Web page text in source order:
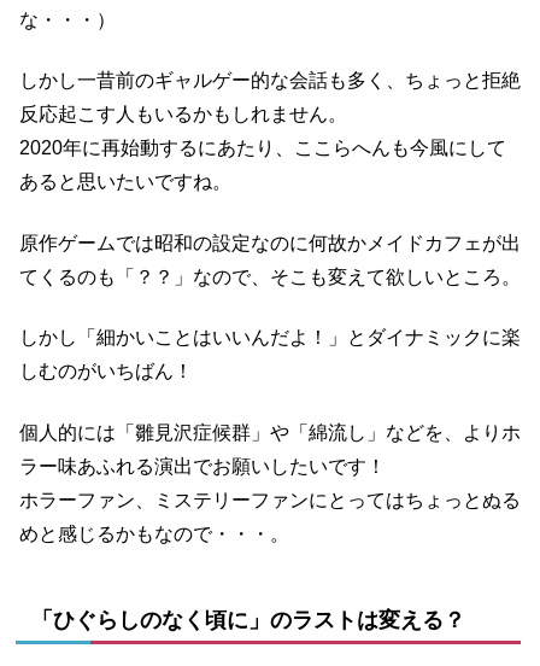
な・・・）
しかし一昔前のギャルゲー的な会話も多く、ちょっと拒絶
反応起こす人もいるかもしれません。
2020年に再始動するにあたり、ここらへんも今風にして
あると思いたいですね。
原作ゲームでは昭和の設定なのに何故かメイドカフェが出
てくるのも「？？」なので、そこも変えて欲しいところ。
しかし「細かいことはいいんだよ！」とダイナミックに楽
しむのがいちばん！
個人的には「雛見沢症候群」や「綿流し」などを、よりホ
ラー味あふれる演出でお願いしたいです！
ホラーファン、ミステリーファンにとってはちょっとぬる
めと感じるかもなので・・・。
「ひぐらしのなく頃に」のラストは変える？